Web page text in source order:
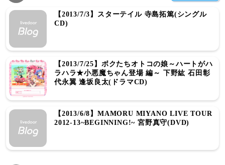
【2013/7/3】スターテイル 寺島拓篤(シングル
CD)
【2013/7/25】ボクたちオトコの娘～ハートがハ
ラハラ★小悪魔ちゃん登場 編～ 下野紘 石田彰
代永翼 逢坂良太(ドラマCD)
【2013/6/8】MAMORU MIYANO LIVE TOUR
2012-13~BEGINNING!~ 宮野真守(DVD)